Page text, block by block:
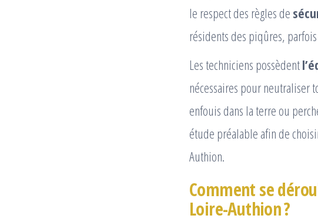
le respect des règles de
résidents des piqûres,
Les techniciens possèdent
nécessaires pour neutraliser
enfouis dans la terre ou
étude préalable afin de
Authion.
Comment se
Loire-Authion ?